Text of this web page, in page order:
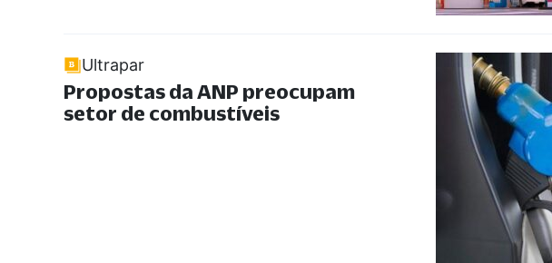
Ultrapar
Propostas da ANP preocupam
setor de combustíveis